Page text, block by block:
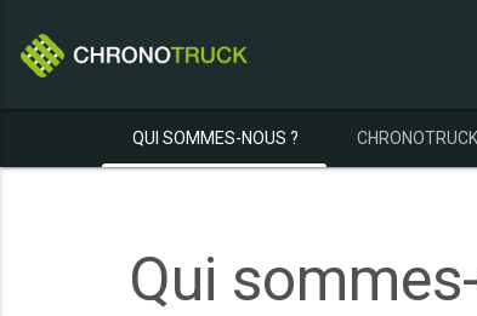
QUI SOMMES-NOUS ?
Qui